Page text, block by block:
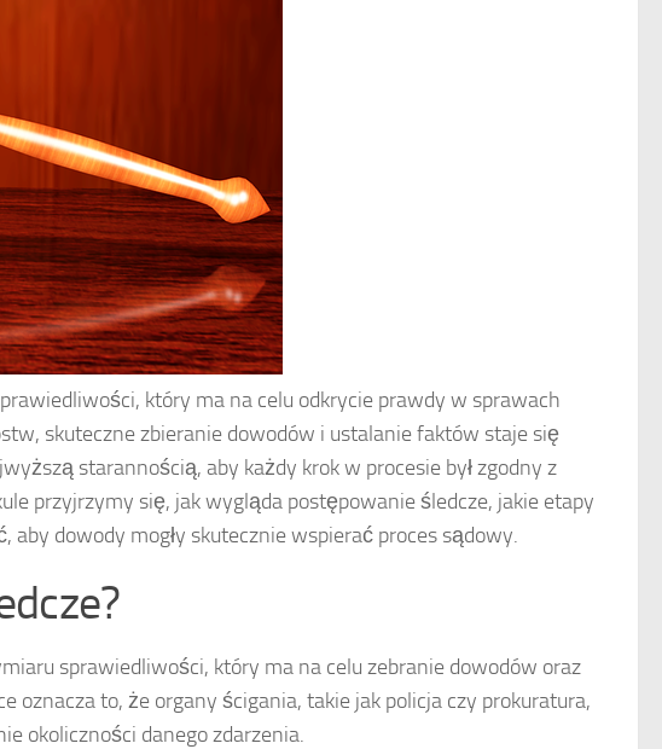
który ma na celu odkrycie prawdy w sprawach
skuteczne zbieranie dowodów i ustalanie faktów staje się
starannością, aby każdy krok w procesie był zgodny z
przyjrzymy się, jak wygląda postępowanie śledcze, jakie etapy
dowody mogły skutecznie wspierać proces sądowy.
sprawiedliwości, który ma na celu zebranie dowodów oraz
to, że organy ścigania, takie jak policja czy prokuratura,
okoliczności danego zdarzenia.